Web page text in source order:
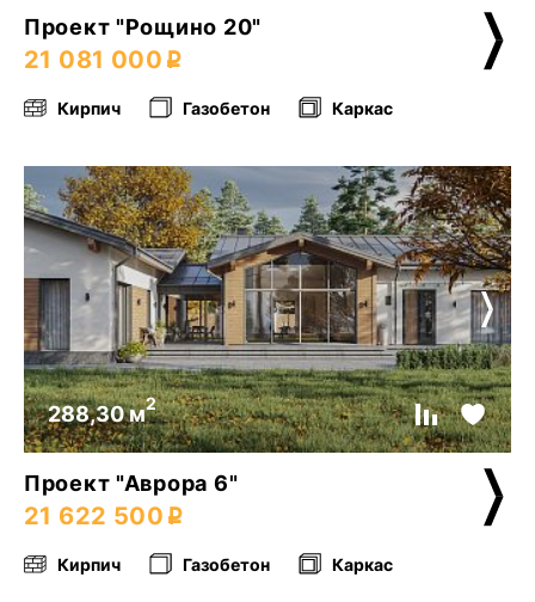
Проект "Рощино 20"
21 081 000
Кирпич Газобетон Каркас
288,30 м2
Проект "Аврора 6"
21 622 500
Кирпич Газобетон Каркас